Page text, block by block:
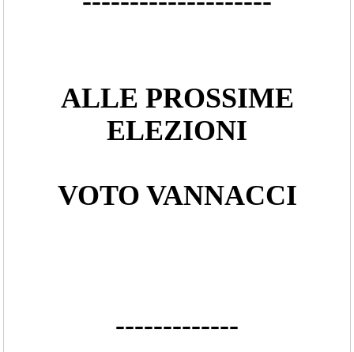
ALLE PROSSIME
ELEZIONI
VOTO VANNACCI
-------------